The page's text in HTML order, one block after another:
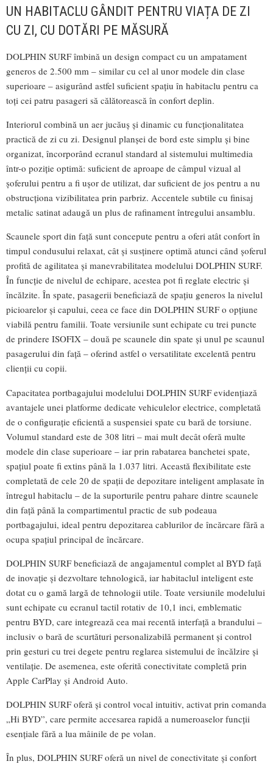
UN HABITACLU GÂNDIT PENTRU VIAȚA DE ZI
CU ZI, CU DOTĂRI PE MĂSURĂ
DOLPHIN SURF îmbină un design compact cu un ampatament
generos de 2.500 mm – similar cu cel al unor modele din clase
superioare – asigurând astfel suficient spațiu în habitaclu pentru ca
toți cei patru pasageri să călătorească în confort deplin.
Interiorul combină un aer jucăuș și dinamic cu funcționalitatea
practică de zi cu zi. Designul planșei de bord este simplu și bine
organizat, încorporând ecranul standard al sistemului multimedia
într-o poziție optimă: suficient de aproape de câmpul vizual al
șoferului pentru a fi ușor de utilizat, dar suficient de jos pentru a nu
obstrucționa vizibilitatea prin parbriz. Accentele subtile cu finisaj
metalic satinat adaugă un plus de rafinament întregului ansamblu.
Scaunele sport din față sunt concepute pentru a oferi atât confort în
timpul condusului relaxat, cât și susținere optimă atunci când șoferul
profită de agilitatea și manevrabilitatea modelului DOLPHIN SURF.
În funcție de nivelul de echipare, acestea pot fi reglate electric și
încălzite. În spate, pasagerii beneficiază de spațiu generos la nivelul
picioarelor și capului, ceea ce face din DOLPHIN SURF o opțiune
viabilă pentru familii. Toate versiunile sunt echipate cu trei puncte
de prindere ISOFIX – două pe scaunele din spate și unul pe scaunul
pasagerului din față – oferind astfel o versatilitate excelentă pentru
clienții cu copii.
Capacitatea portbagajului modelului DOLPHIN SURF evidențiază
avantajele unei platforme dedicate vehiculelor electrice, completată
de o configurație eficientă a suspensiei spate cu bară de torsiune.
Volumul standard este de 308 litri – mai mult decât oferă multe
modele din clase superioare – iar prin rabatarea banchetei spate,
spațiul poate fi extins până la 1.037 litri. Această flexibilitate este
completată de cele 20 de spații de depozitare inteligent amplasate în
întregul habitaclu – de la suporturile pentru pahare dintre scaunele
din față până la compartimentul practic de sub podeaua
portbagajului, ideal pentru depozitarea cablurilor de încărcare fără a
ocupa spațiul principal de încărcare.
DOLPHIN SURF beneficiază de angajamentul complet al BYD față
de inovație și dezvoltare tehnologică, iar habitaclul inteligent este
dotat cu o gamă largă de tehnologii utile. Toate versiunile modelului
sunt echipate cu ecranul tactil rotativ de 10,1 inci, emblematic
pentru BYD, care integrează cea mai recentă interfață a brandului –
inclusiv o bară de scurtături personalizabilă permanent și control
prin gesturi cu trei degete pentru reglarea sistemului de încălzire și
ventilație. De asemenea, este oferită conectivitate completă prin
Apple CarPlay și Android Auto.
DOLPHIN SURF oferă și control vocal intuitiv, activat prin comanda
„Hi BYD”, care permite accesarea rapidă a numeroaselor funcții
esențiale fără a lua mâinile de pe volan.
În plus, DOLPHIN SURF oferă un nivel de conectivitate și confort